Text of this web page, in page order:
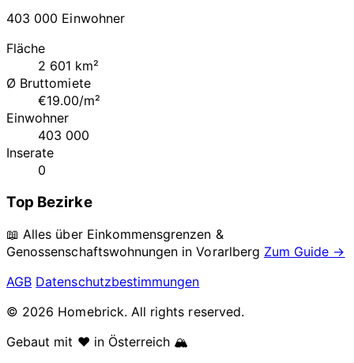
403 000 Einwohner
Fläche
2 601 km²
Ø Bruttomiete
€19.00/m²
Einwohner
403 000
Inserate
0
Top Bezirke
📖 Alles über Einkommensgrenzen &
Genossenschaftswohnungen inVorarlberg Zum Guide →
AGB Datenschutzbestimmungen
© 2026 Homebrick. All rights reserved.
Gebaut mit ❤️ in Österreich 🏔️